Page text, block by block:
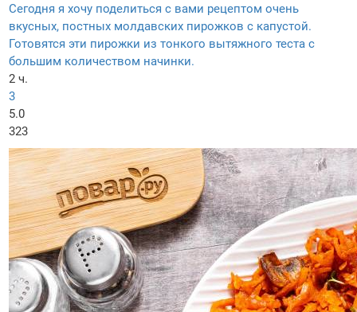
Сегодня я хочу поделиться с вами рецептом очень
вкусных, постных молдавских пирожков с капустой.
Готовятся эти пирожки из тонкого вытяжного теста с
большим количеством начинки.
2 ч.
3
5.0
323